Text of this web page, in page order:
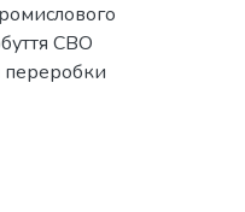
СВО
переробки